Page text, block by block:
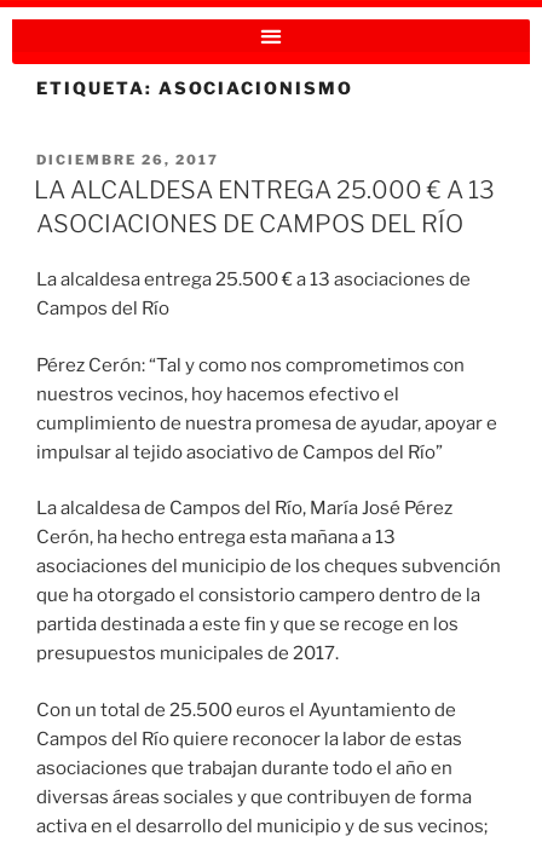
ETIQUETA: ASOCIACIONISMO
DICIEMBRE 26, 2017
LA ALCALDESA ENTREGA 25.000 € A 13
ASOCIACIONES DE CAMPOS DEL RÍO
La alcaldesa entrega 25.500 € a 13 asociaciones de
Campos del Río
Pérez Cerón: “Tal y como nos comprometimos con
nuestros vecinos, hoy hacemos efectivo el
cumplimiento de nuestra promesa de ayudar, apoyar e
impulsar al tejido asociativo de Campos del Río”
La alcaldesa de Campos del Río, María José Pérez
Cerón, ha hecho entrega esta mañana a 13
asociaciones del municipio de los cheques subvención
que ha otorgado el consistorio campero dentro de la
partida destinada a este fin y que se recoge en los
presupuestos municipales de 2017.
Con un total de 25.500 euros el Ayuntamiento de
Campos del Río quiere reconocer la labor de estas
asociaciones que trabajan durante todo el año en
diversas áreas sociales y que contribuyen de forma
activa en el desarrollo del municipio y de sus vecinos;